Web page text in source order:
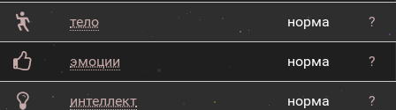
тело норма ?
эмоции норма ?
интеллект норма ?